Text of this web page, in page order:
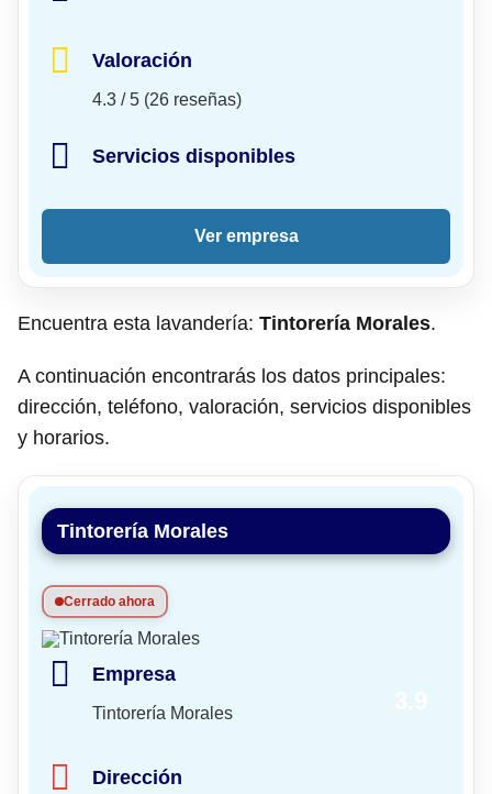
Valoración
4.3 / 5 (26 reseñas)
Servicios disponibles
Ver empresa
Encuentra esta lavandería: Tintorería Morales.
A continuación encontrarás los datos principales:
dirección, teléfono, valoración, servicios disponibles
y horarios.
Tintorería Morales
Cerrado ahora
Empresa
Tintorería Morales
Dirección